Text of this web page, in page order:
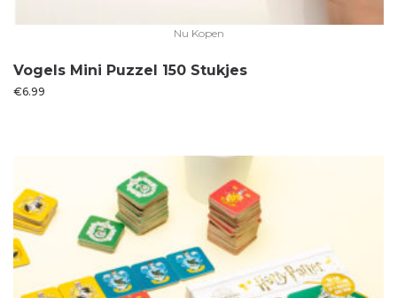
Nu Kopen
Vogels Mini Puzzel 150 Stukjes
€6.99